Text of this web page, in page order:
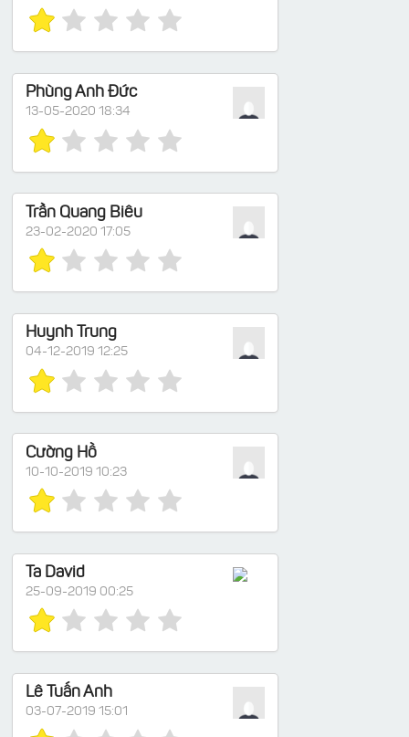
Phùng Anh Đức
13-05-2020 18:34
Trần Quang Biêu
23-02-2020 17:05
Huynh Trung
04-12-2019 12:25
Cường Hồ
10-10-2019 10:23
Ta David
25-09-2019 00:25
Lê Tuấn Anh
03-07-2019 15:01